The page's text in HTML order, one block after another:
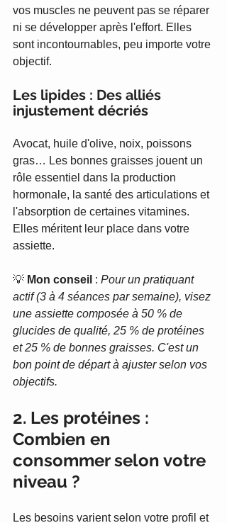
vos muscles ne peuvent pas se réparer
ni se développer après l'effort. Elles
sont incontournables, peu importe votre
objectif.
Les lipides : Des alliés
injustement décriés
Avocat, huile d'olive, noix, poissons
gras… Les bonnes graisses jouent un
rôle essentiel dans la production
hormonale, la santé des articulations et
l'absorption de certaines vitamines.
Elles méritent leur place dans votre
assiette.
💡 Mon conseil : Pour un pratiquant
actif (3 à 4 séances par semaine), visez
une assiette composée à 50 % de
glucides de qualité, 25 % de protéines
et 25 % de bonnes graisses. C'est un
bon point de départ à ajuster selon vos
objectifs.
2. Les protéines :
Combien en
consommer selon votre
niveau ?
Les besoins varient selon votre profil et